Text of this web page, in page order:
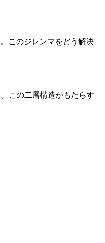
このジレンマをどう解決
この二層構造がもたらす